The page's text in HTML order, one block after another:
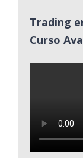
Trading
Curso